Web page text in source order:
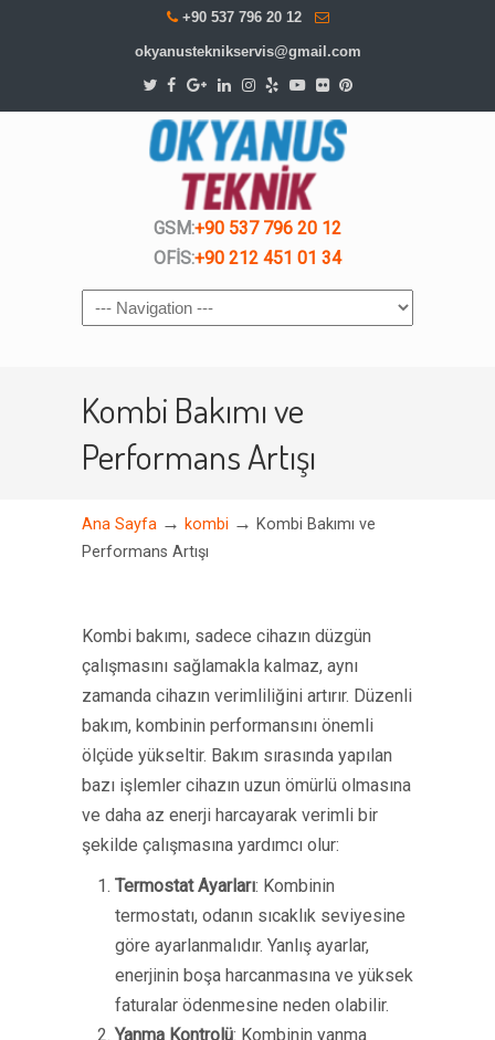
+90 537 796 20 12
okyanusteknikservis@gmail.com
GSM:+90 537 796 20 12
OFİS:+90 212 451 01 34
Navigation
Kombi Bakımı ve
Performans Artışı
Ana Sayfa → kombi → Kombi Bakımı ve
Performans Artışı
Kombi bakımı, sadece cihazın düzgün
çalışmasını sağlamakla kalmaz, aynı
zamanda cihazın verimliliğini artırır. Düzenli
bakım, kombinin performansını önemli
ölçüde yükseltir. Bakım sırasında yapılan
bazı işlemler cihazın uzun ömürlü olmasına
ve daha az enerji harcayarak verimli bir
şekilde çalışmasına yardımcı olur:
Termostat Ayarları: Kombinin
termostatı, odanın sıcaklık seviyesine
göre ayarlanmalıdır. Yanlış ayarlar,
enerjinin boşa harcanmasına ve yüksek
faturalar ödenmesine neden olabilir.
Yanma Kontrolü: Kombinin yanma